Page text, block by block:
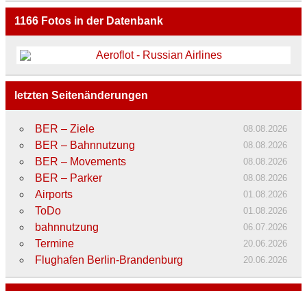
1166Fotos in der Datenbank
letzten Seitenänderungen
BER – Ziele 08.08.2026
BER – Bahnnutzung 08.08.2026
BER – Movements 08.08.2026
BER – Parker 08.08.2026
Airports 01.08.2026
ToDo 01.08.2026
bahnnutzung 06.07.2026
Termine 20.06.2026
Flughafen Berlin-Brandenburg 20.06.2026